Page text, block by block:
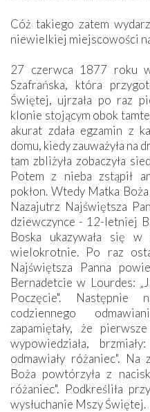
Cóż takiego zatem
niewielkiej miejscowości
27 czerwca 1877 roku
Szafrańska, która
Świętej, ujrzała po raz
klonie stojącym obok
akurat zdała egzamin z
domu, kiedy zauważyła na
tam zbliżyła zobaczyła
Potem z nieba zstąpił
pokłon. Wtedy Matka
Nazajutrz Najświętsza
dziewczynce - 12-letniej
Boska ukazywała się w
wielokrotnie. Po raz
Najświętsza Panna
Bernadetcie w Lourdes:
Poczęcie". Następnie
codziennego
zapamiętały, że
wypowiedziała,
odmawiały różaniec".
Boża powtórzyła z
różaniec". Podkreśliła
wysłuchanie Mszy Świętej.